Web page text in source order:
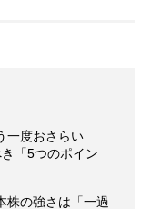
一度おさらい
「5つのポイン
の強さは「一過